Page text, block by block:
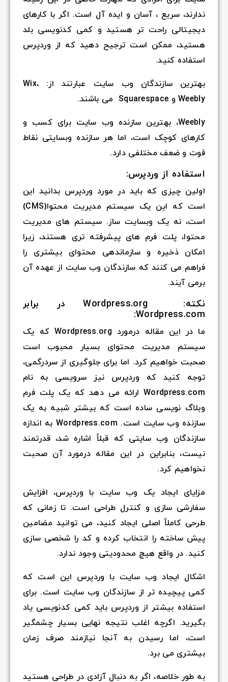
ندارند، سریع ، آسان و ایده آل است. اگر با کارهای
دیجیتالی راحت تر هستید و کمی کدنویسی بلد
هستید، ممکن است ترجیح دهید که از وردپرس
استفاده کنید.
بهترین سازندگان وب سایت عبارتند از: Wix،
Weebly و Squarespace می باشند.
Weebly، بهترین سازنده وب سایت برای کسب و
کارهای کوچک است، اما هر سازنده وبسایتی نقاط
قوت و ضعف مختلفی دارد.
استفاده از وردپرس:
اولین چیزی که باید در مورد وردپرس بدانید این
است که این یک سیستم مدیریت محتوا(CMS)
است، نه یک وبسایت ساز. سیستم های مدیریت
محتوا، پلت فرم های پیشرفته تری هستند، زیرا
امکان ذخیره و سازماندهی محتوای بیشتری را
فراهم می کنند که سازندگان وب سایت از عهده آن
برمی آیند.
نکته:
Wordpress.org در برابر
Wordpress.com:
ما در این مقاله درمورد Wordpress.org که یک
سیستم مدیریت محتوای بسیار محبوب است
صحبت خواهیم کرد. اما برای جلوگیری از سردرگمی،
توجه کنید که وردپرس نیز سرویسی به نام
Wordpress.com ارائه می دهد که یک پلت فرم
وبلاگ نویسی ساده است که بیشتر شبیه به یک
سازنده وب سایت است. Wordpress.com به اندازه
سازندگان وب سایتی که قبلاً اشاره شد، قدرتمند
نیست، بنابراین در این مقاله درمورد آن صحبت
نخواهیم کرد.
مزایای ایجاد یک وب سایت با وردپرس، افزایش
سفارشی سازی و کنترل طراحی است. تا زمانی که
طرحی کاملاً اصلی ایجاد کنید، می توانید مضامین
پیش ساخته را انتخاب کرده و کد را شخصی سازی
کنید. در واقع هیچ محدودیتی وجود ندارد.
اشکال ایجاد وب سایت با وردپرس این است که
کمی پیچیده تر از سازندگان وب سایت است. برای
استفاده بیشتر از وردپرس باید کمی کدنویسی یاد
بگیرید. اگرچه اغلب نتیجه نهایی بسیار چشمگیر
است، اما رسیدن به آنجا نیازمند صرف زمان
بیشتری می برد.
به طور خلاصه، اگر به دنبال آزادی در طراحی هستید